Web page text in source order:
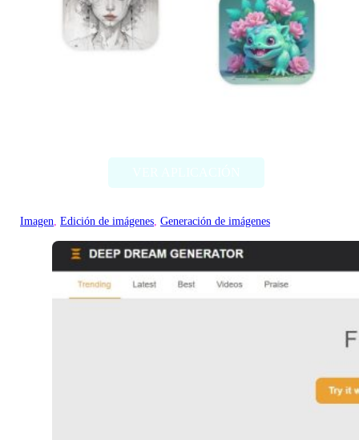
Imagen, Edición de imágenes, Generación de imágenes